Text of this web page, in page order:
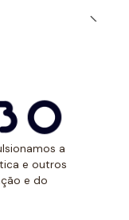
a
e outros
e do